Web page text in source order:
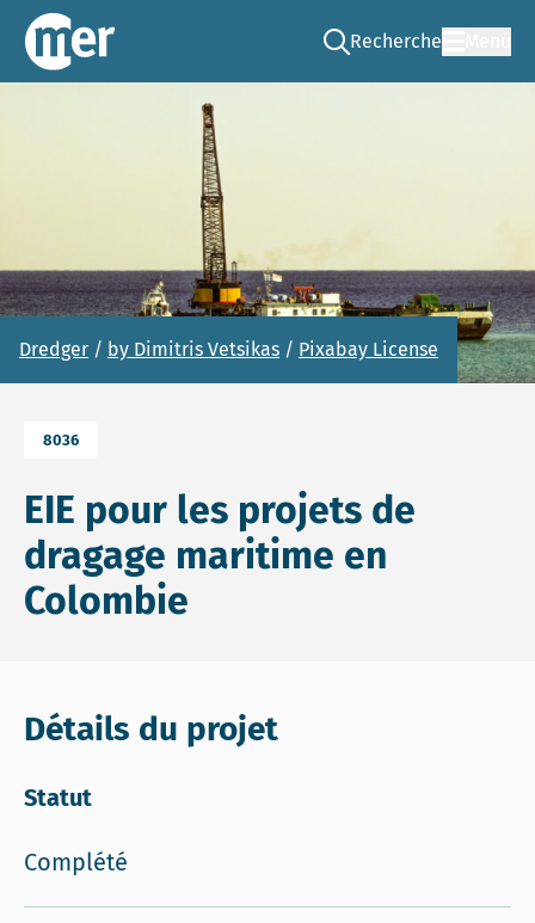
CNEE – FR
Recherche
Go to the search page
Dredger / by Dimitris Vetsikas / Pixabay License
8036
EIE pour les projets de
dragage maritime en
Colombie
Détails du projet
Statut
Complété